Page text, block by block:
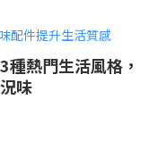
熱門生活風格，
味